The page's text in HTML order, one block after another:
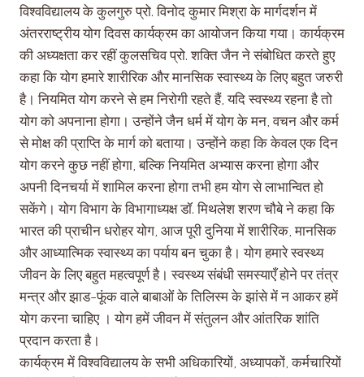
विश्वविद्यालय के कुलगुरु प्रो. विनोद कुमार मिश्रा के मार्गदर्शन में
अंतरराष्ट्रीय योग दिवस कार्यक्रम का आयोजन किया गया। कार्यक्रम
की अध्यक्षता कर रहीं कुलसचिव प्रो. शक्ति जैन ने संबोधित करते हुए
कहा कि योग हमारे शारीरिक और मानसिक स्वास्थ्य के लिए बहुत जरुरी
है। नियमित योग करने से हम निरोगी रहते हैं, यदि स्वस्थ्य रहना है तो
योग को अपनाना होगा। उन्होंने जैन धर्म में योग के मन, वचन और कर्म
से मोक्ष की प्राप्ति के मार्ग को बताया। उन्होंने कहा कि केवल एक दिन
योग करने कुछ नहीं होगा, बल्कि नियमित अभ्यास करना होगा और
अपनी दिनचर्या में शामिल करना होगा तभी हम योग से लाभान्वित हो
सकेंगे। योग विभाग के विभागाध्यक्ष डॉ. मिथलेश शरण चौबे ने कहा कि
भारत की प्राचीन धरोहर योग, आज पूरी दुनिया में शारीरिक, मानसिक
और आध्यात्मिक स्वास्थ्य का पर्याय बन चुका है। योग हमारे स्वस्थ्य
जीवन के लिए बहुत महत्वपूर्ण है। स्वस्थ्य संबंधी समस्याएँ होने पर तंत्र
मन्त्र और झाड-फूंक वाले बाबाओं के तिलिस्म के झांसे में न आकर हमें
योग करना चाहिए । योग हमें जीवन में संतुलन और आंतरिक शांति
प्रदान करता है।
कार्यक्रम में विश्वविद्यालय के सभी अधिकारियों, अध्यापकों, कर्मचारियों